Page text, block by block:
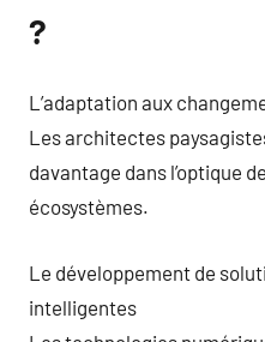
?
L’adaptation aux
Les architectes
davantage dans l’optique
écosystèmes.
Le développement de
intelligentes